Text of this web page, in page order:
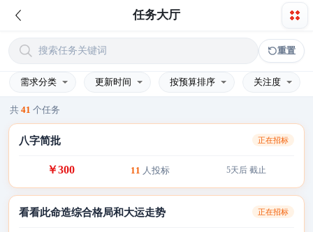
任务大厅
搜索任务关键词 重置
需求分类 更新时间 按预算排序 关注度
共 41 个任务
八字简批 正在招标
￥300 11 人投标 5天后 截止
看看此命造综合格局和大运走势 正在招标